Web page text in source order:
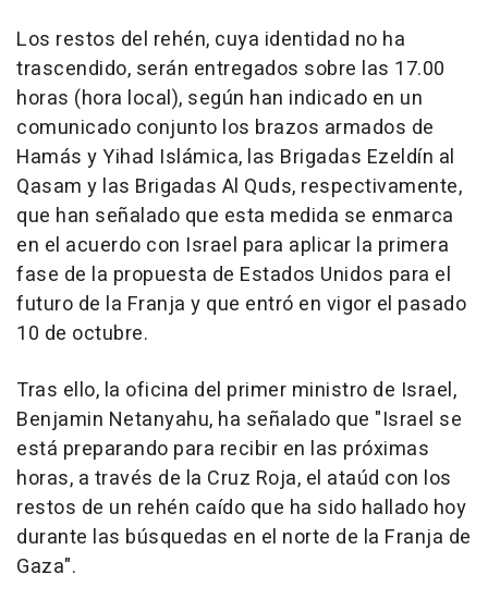
Los restos del rehén, cuya identidad no ha
trascendido, serán entregados sobre las 17.00
horas (hora local), según han indicado en un
comunicado conjunto los brazos armados de
Hamás y Yihad Islámica, las Brigadas Ezeldín al
Qasam y las Brigadas Al Quds, respectivamente,
que han señalado que esta medida se enmarca
en el acuerdo con Israel para aplicar la primera
fase de la propuesta de Estados Unidos para el
futuro de la Franja y que entró en vigor el pasado
10 de octubre.
Tras ello, la oficina del primer ministro de Israel,
Benjamin Netanyahu, ha señalado que "Israel se
está preparando para recibir en las próximas
horas, a través de la Cruz Roja, el ataúd con los
restos de un rehén caído que ha sido hallado hoy
durante las búsquedas en el norte de la Franja de
Gaza".